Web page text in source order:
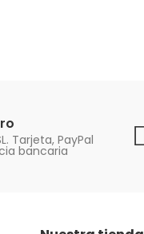
Tarjeta, PayPal
bancaria